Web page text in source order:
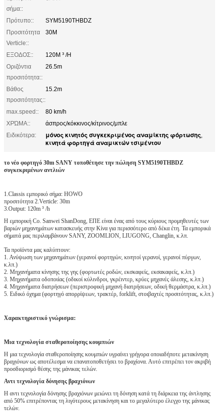
σήμα::
Πρότυπο::
SYM5190THBDZ
Προσιτότητα
Verticle::
30M
ΕΞΟΔΟΣ::
120M ³ /H
Οριζόντια
προσιτότητα::
26.5m
Βάθος
προσιτότητας::
15.2m
max.speed::
80 km/h
ΧΡΏΜΑ::
άσπρος/κόκκινος/κίτρινος/μπλε
Ειδικότερα:
μόνος κινητός συγκεκριμένος αναμίκτης φόρτωσης,
κινητά φορτηγά αναμικτών τσιμέντου
το νέο φορτηγό 30m SANY τοποθέτησε την πώληση SYM5190THBDZ
συγκεκριμένων αντλιών
1.Classis εμπορικό σήμα: HOWO
προσιτότητα 2.Verticle: 30m
3.Output: 120m ³ /h
Η εμπορική Co. Sanwei ShanDong, ΕΠΕ είναι ένας από τους κύριους προμηθευτές των
βαριών μηχανημάτων κατασκευής στην Κίνα για περισσότερο από δέκα έτη. Τα εμπορικά
σήματά μας περιλαμβάνουν SANY, ZOOMLION, LIUGONG, Changlin, κ.λπ.
Τα προϊόντα μας καλύπτουν:
1. Ανύψωση των μηχανημάτων (γερανοί φορτηγών, κινητοί γερανοί, γερανοί πύργων,
κ.λπ.)
2. Μηχανήματα κίνησης της γης (φορτωτές ροδών, εκσκαφείς, εκσακαφείς, κ.λπ.)
3. Μηχανήματα οδοποιίας (οδικοί κύλινδροι, γκρέιντερ, κρύες μηχανές άλεσης, κ.λπ.)
4. Μηχανήματα διατρήσεων (περιστροφική μηχανή διατρήσεων, οδική θερμάστρα, κ.λπ.)
5. Ειδικό όχημα (φορτηγό απορρίψεων, τρακτέρ, forklift, στοιβαχτές προσιτότητας, κ.λπ.)
Χαρακτηριστικό γνώρισμα:
Μια τεχνολογία σταθεροποίησης κουμπιών
Η μια τεχνολογία σταθεροποίησης κουμπιών υγραίνει γρήγορα οποιαδήποτε μετακίνηση
βραχιόνων ως αποτέλεσμα να επανατοποθετήσει το βραχίονα. Αυτό επιτρέπει τον ακριβή
προσδιορισμό θέσης της μάνικας τελών.
Αντι τεχνολογία δόνησης βραχιόνων
Η αντι τεχνολογία δόνησης βραχιόνων μειώνει τη δόνηση κατά τη διάρκεια της άντλησης
από 50% επιτρέποντας τη λιγότερους μετακίνηση και το μεγαλύτερο έλεγχο της μάνικας
τελών.